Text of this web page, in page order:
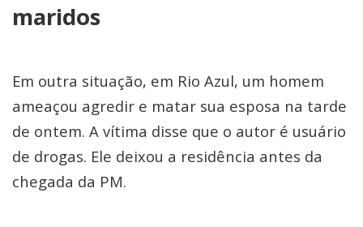
maridos
Em outra situação, em Rio Azul, um homem
ameaçou agredir e matar sua esposa na tarde
de ontem. A vítima disse que o autor é usuário
de drogas. Ele deixou a residência antes da
chegada da PM.